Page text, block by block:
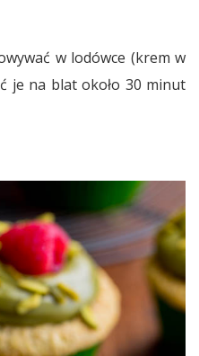
w lodówce (krem w
je na blat około 30 minut